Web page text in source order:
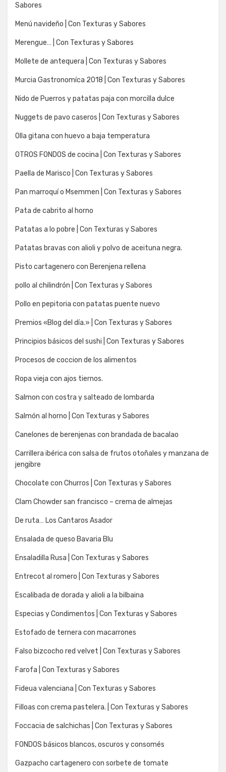
Sabores
Menú navideño | Con Texturas y Sabores
Merengue… | Con Texturas y Sabores
Mollete de antequera | Con Texturas y Sabores
Murcia Gastronomíca 2018 | Con Texturas y Sabores
Nido de Puerros y patatas paja con morcilla dulce
Nuggets de pavo caseros | Con Texturas y Sabores
Olla gitana con huevo a baja temperatura
OTROS FONDOS de cocina | Con Texturas y Sabores
Paella de Marisco | Con Texturas y Sabores
Pan marroquí o Msemmen | Con Texturas y Sabores
Pata de cabrito al horno
Patatas a lo pobre | Con Texturas y Sabores
Patatas bravas con alioli y polvo de aceituna negra.
Pisto cartagenero con Berenjena rellena
pollo al chilindrón | Con Texturas y Sabores
Pollo en pepitoria con patatas puente nuevo
Premios «Blog del día.» | Con Texturas y Sabores
Principios básicos del sushi | Con Texturas y Sabores
Procesos de coccion de los alimentos
Ropa vieja con ajos tiernos.
Salmon con costra y salteado de lombarda
Salmón al horno | Con Texturas y Sabores
Canelones de berenjenas con brandada de bacalao
Carrillera ibérica con salsa de frutos otoñales y manzana de
jengibre
Chocolate con Churros | Con Texturas y Sabores
Clam Chowder san francisco – crema de almejas
De ruta… Los Cantaros Asador
Ensalada de queso Bavaria Blu
Ensaladilla Rusa | Con Texturas y Sabores
Entrecot al romero | Con Texturas y Sabores
Escalibada de dorada y alioli a la bilbaina
Especias y Condimentos | Con Texturas y Sabores
Estofado de ternera con macarrones
Falso bizcocho red velvet | Con Texturas y Sabores
Farofa | Con Texturas y Sabores
Fideua valenciana | Con Texturas y Sabores
Filloas con crema pastelera. | Con Texturas y Sabores
Foccacia de salchichas | Con Texturas y Sabores
FONDOS básicos blancos, oscuros y consomés
Gazpacho cartagenero con sorbete de tomate